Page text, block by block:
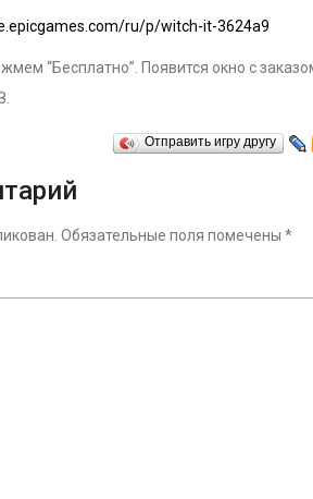
ru/p/witch-it-3624a9
“Бесплатно”. Появится окно с
Отправить игру другу
Обязательные поля помечены*